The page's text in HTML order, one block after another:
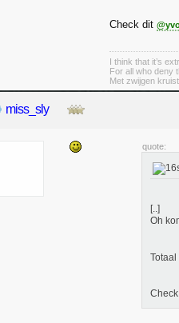
Check dit
I think that it’s
For all who deny
Met zwijgen
miss_sly
quote:
[..]
Oh